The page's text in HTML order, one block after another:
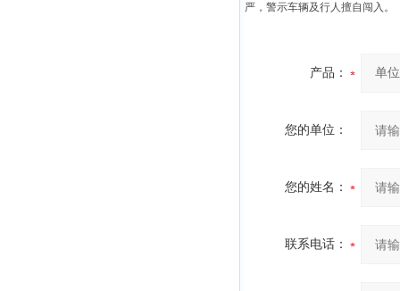
严，警示车辆及行人擅自闯入 。
产品：
您的单位：
您的姓名：
联系电话：